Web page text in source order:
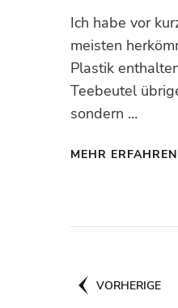
Ich habe vor
meisten
Plastik
Teebeutel
sondern …
MEHR ERFAHREN
VORHERIGE